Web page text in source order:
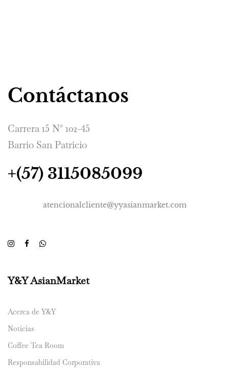
Contáctanos
Carrera 15 N° 102-45
Barrio San Patricio
+(57) 3115085099
atencionalcliente@yyasianmarket.com
Y&Y AsianMarket
Acerca de Y&Y
Noticias
Coffee Tea Room
Responsabilidad Corporativa